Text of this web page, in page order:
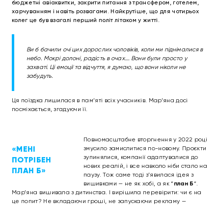
бюджетні авіаквитки, закрити питання з трансфером, готелем,
харчуванням і навіть розвагами. Найкрутіше, що для чотирьох
колег це був взагалі перший політ літаком у житті.
Ви б бачили очі цих дорослих чоловіків, коли ми піднімалися в
небо. Мокрі долоні, радість в очах…. Вони були просто у
захваті. Ці емоції та відчуття, я думаю, що вони ніколи не
забудуть.
Ця поїздка лишилася в пам’яті всіх учасників. Мар’яна досі
посміхається, згадуючи її.
«МЕНІ
ПОТРІБЕН
ПЛАН Б»
Повномасштабне вторгнення у 2022 році
змусило замислитися по-новому. Проєкти
зупинялися, компанії адаптувалися до
нових реалій, і все навколо ніби стало на
паузу. Тож саме тоді з’явилася ідея з
вишивками — не як хобі, а як “ план Б“.
Мар’яна вишивала з дитинства. І вирішила перевірити: чи є на
це попит? Не вкладаючи гроші, не запускаючи рекламу —